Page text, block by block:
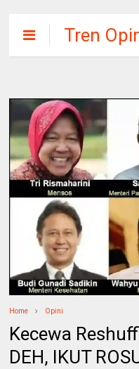
Tren
Home Opini
Kecewa
DEH, IKUT